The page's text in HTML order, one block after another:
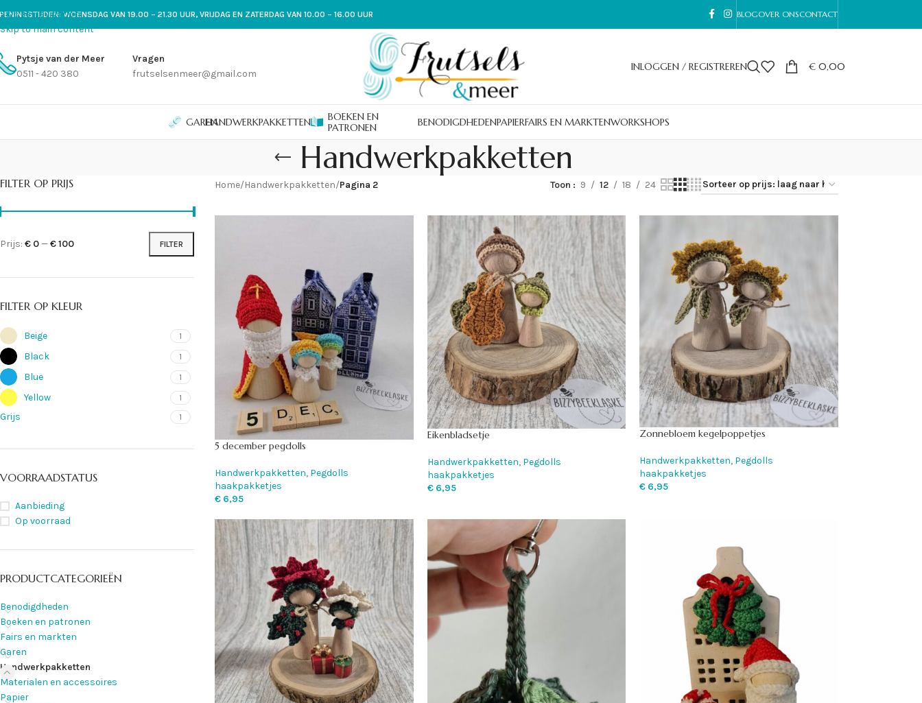
Skip to navigation
Skip to main content
WOENSDAG VAN 19.00 – 21.30 UUR, VRIJDAG EN ZATERDAG VAN 10.00 – 16.00 UUR BLOGOVER ONSCONTACT
Pytsje van der Meer
0511 - 420 380
Vragen
frutselsenmeer@gmail.com
INLOGGEN / REGISTREREN € 0,00
GARENHANDWERKPAKKETTEN
BOEKEN EN
PATRONEN
BENODIGDHEDENPAPIERFAIRS EN MARKTENWORKSHOPS
Handwerkpakketten
FILTER OP PRIJS
FILTER
Prijs: € 0—€ 100
FILTER OP KLEUR
Beige 1
Black 1
Blue 1
Yellow 1
Grijs 1
VOORRAADSTATUS
Aanbieding
Op voorraad
PRODUCTCATEGORIEËN
Benodigdheden
Boeken en patronen
Fairs en markten
Garen
Handwerkpakketten
Materialen en accessoires
Papier
Home/Handwerkpakketten/Pagina 2 Toon 9 12 18 24
5 december pegdolls
Handwerkpakketten, Pegdolls
haakpakketjes
€6,95
Eikenbladsetje
Handwerkpakketten, Pegdolls
haakpakketjes
€6,95
Zonnebloem kegelpoppetjes
Handwerkpakketten, Pegdolls
haakpakketjes
€ 6,95